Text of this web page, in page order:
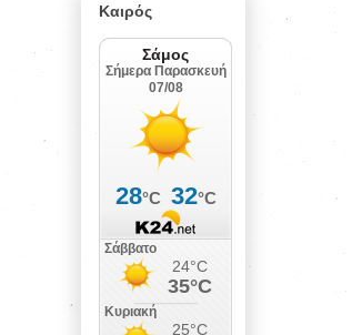
Καιρός